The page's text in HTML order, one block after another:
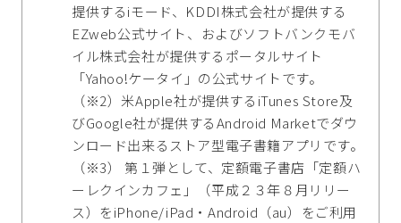
提供するiモード、KDDI株式会社が提供する
EZweb公式サイト、およびソフトバンクモバ
イル株式会社が提供するポータルサイト
「Yahoo!ケータイ」の公式サイトです。
（※2）米Apple社が提供するiTunes Store及
びGoogle社が提供するAndroid Marketでダウ
ンロード出来るストア型電子書籍アプリです。
（※3） 第１弾として、定額電子書店「定額ハ
ーレクインカフェ」（平成２３年８月リリー
ス）をiPhone/iPad・Android（au）をご利用